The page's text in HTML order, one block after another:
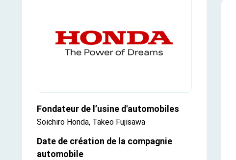
Fondateur de l’usine d'automobiles
Soichiro Honda, Takeo Fujisawa
Date de création de la compagnie
automobile